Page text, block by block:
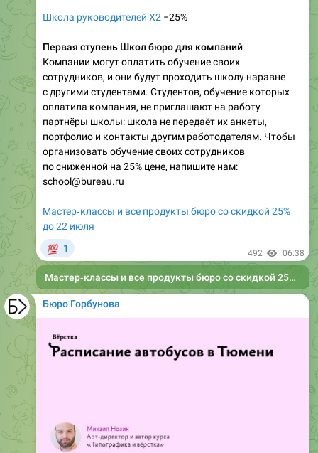
Школа руководителей X2 −25%
Первая ступень Школ бюро для компаний
Компании могут оплатить обучение своих
сотрудников, и они будут проходить школу наравне
с другими студентами. Студентов, обучение которых
оплатила компания, не приглашают на работу
партнёры школы: школа не передаёт их анкеты,
портфолио и контакты другим работодателям. Чтобы
организовать обучение своих сотрудников
по сниженной на 25% цене, напишите нам:
school@bureau.ru
Мастер‑классы и все продукты бюро со скидкой 25%
до 22 июля
1 492 06:38
Мастер‑классы и все продукты бюро со скидкой 25% до 22 июля
Бюро Горбунова